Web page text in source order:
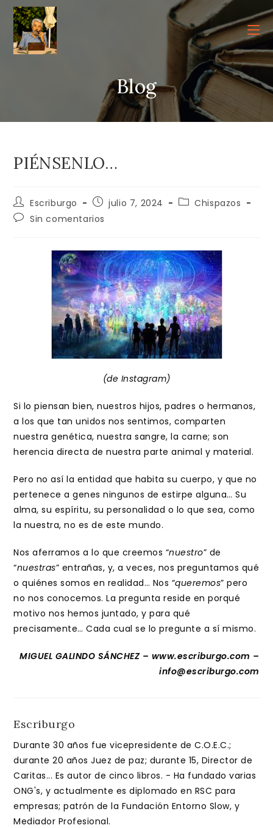
contenido
Blog
PIÉNSENLO…
Autor
de
la
Escriburgo
Publicación
de
la
julio 7, 2024
Categoría
Chispazos
Comentarios
entrada:
Sin comentarios
(de Instagram)
Si lo piensan bien, nuestros hijos, padres o hermanos,
a los que tan unidos nos sentimos, comparten
nuestra genética, nuestra sangre, la carne; son
herencia directa de nuestra parte animal y material.
Pero no así la entidad que habita su cuerpo, y que no
pertenece a genes ningunos de estirpe alguna… Su
alma, su espíritu, su personalidad o lo que sea, como
la nuestra, no es de este mundo.
Nos aferramos a lo que creemos “nuestro” de
“nuestras” entrañas, y, a veces, nos preguntamos qué
o quiénes somos en realidad… Nos “queremos” pero
no nos conocemos. La pregunta reside en porqué
motivo nos hemos juntado, y para qué
precisamente… Cada cual se lo pregunte a sí mismo.
MIGUEL GALINDO SÁNCHEZ – www.escriburgo.com –
info@escriburgo.com
Escriburgo
Durante 30 años fue vicepresidente de C.O.E.C.;
durante 20 años Juez de paz; durante 15, Director de
Caritas... Es autor de cinco libros. - Ha fundado varias
ONG's, y actualmente es diplomado en RSC para
empresas; patrón de la Fundación Entorno Slow, y
Mediador Profesional.